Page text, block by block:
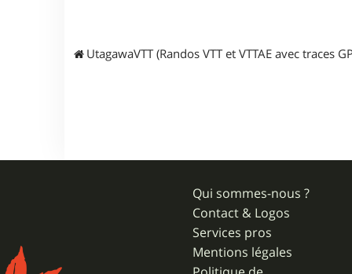
UtagawaVTT (Randos VTT et VTTAE avec traces
Qui sommes-nous ?
Contact & Logos
Services pros
Mentions légales